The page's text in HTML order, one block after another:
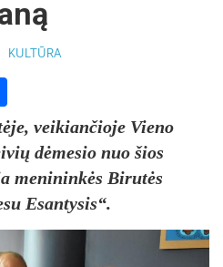
KULTŪRA
veikiančioje Vieno
dėmesio nuo šios
menininkės Birutės
Esantysis“.